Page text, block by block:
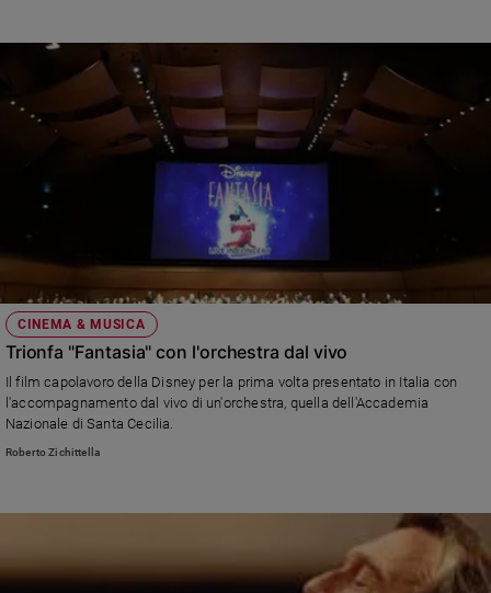
CINEMA & MUSICA
Trionfa "Fantasia" con l'orchestra dal vivo
Il film capolavoro della Disney per la prima volta presentato in Italia con
l'accompagnamento dal vivo di un'orchestra, quella dell'Accademia
Nazionale di Santa Cecilia.
Roberto Zichittella